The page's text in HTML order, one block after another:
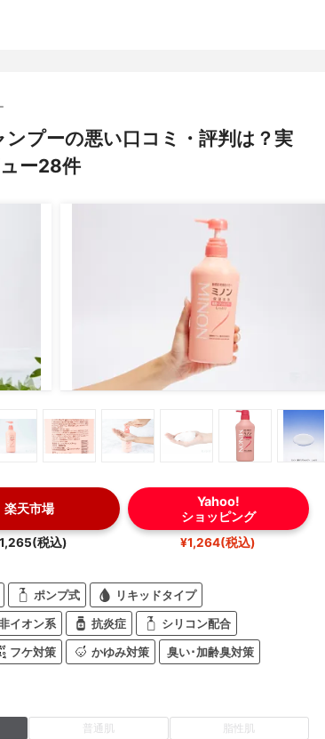
プーの悪い口コミ・評判は？実
ー28件
楽天市場
税込)
Yahoo!
ショッピング
¥1,264(税込)
ポンプ式 リキッドタイプ
イオン系 抗炎症 シリコン配合
フケ対策 かゆみ対策 臭い･加齢臭対策
普通肌 脂性肌